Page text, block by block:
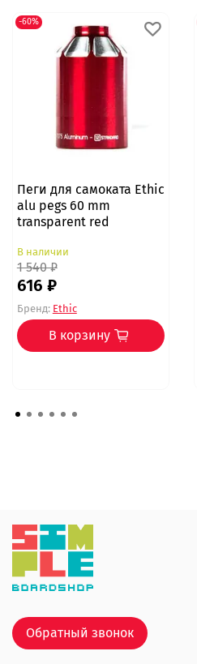
-60%
Пеги для самоката Ethic
alu pegs 60 mm
transparent red
В наличии
1 540 ₽
616 ₽
Бренд: Ethic
В корзину
Обратный звонок